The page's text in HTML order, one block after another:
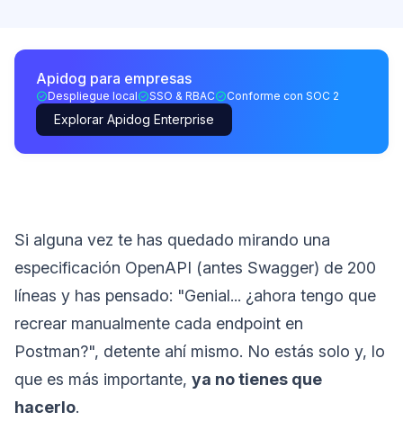
Apidog para empresas
Despliegue local SSO & RBAC Conforme con SOC 2
Explorar Apidog Enterprise
Si alguna vez te has quedado mirando una
especificación OpenAPI (antes Swagger) de 200
líneas y has pensado: "Genial... ¿ahora tengo que
recrear manualmente cada endpoint en
Postman?", detente ahí mismo. No estás solo y, lo
que es más importante, ya no tienes que
hacerlo.